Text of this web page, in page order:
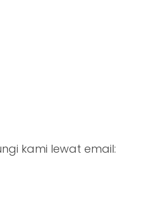
kami lewat email: